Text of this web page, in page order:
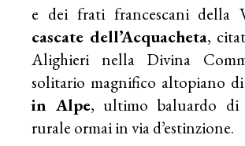
e dei frati francescani della
cascate dell’Acquacheta,
Alighieri nella Divina
solitario magnifico altopiano di
in Alpe, ultimo baluardo di
rurale ormai in via d’estinzione.